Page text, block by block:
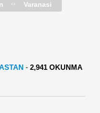
Varanasi
- 2,941 OKUNMA